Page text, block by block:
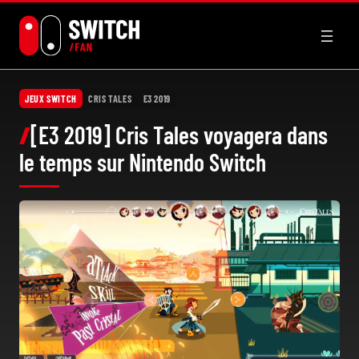
contenu
JEUX SWITCH CRIS TALES E3 2019
[E3 2019] Cris Tales voyagera dans
le temps sur Nintendo Switch